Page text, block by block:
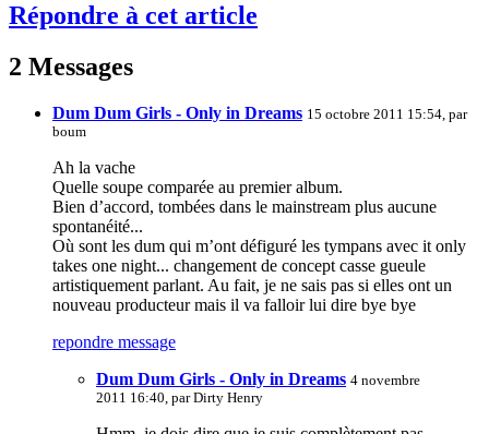
Répondre à cet article
2 Messages
Dum Dum Girls - Only in Dreams 15 octobre 2011 15:54, par
boum
Ah la vache
Quelle soupe comparée au premier album.
Bien d’accord, tombées dans le mainstream plus aucune
spontanéité...
Où sont les dum qui m’ont défiguré les tympans avec it only
takes one night... changement de concept casse gueule
artistiquement parlant. Au fait, je ne sais pas si elles ont un
nouveau producteur mais il va falloir lui dire bye bye
repondre message
Dum Dum Girls - Only in Dreams 4 novembre
2011 16:40, parDirty Henry